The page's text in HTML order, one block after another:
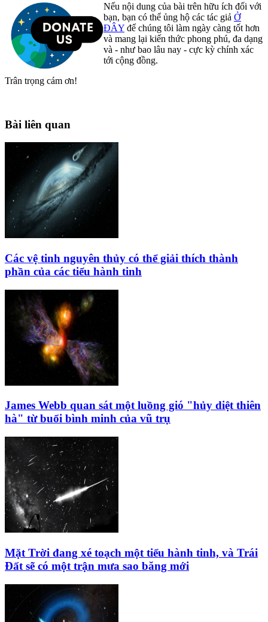
Nếu nội dung của bài trên hữu ích đối với
bạn, bạn có thể ủng hộ các tác giả Ở
ĐÂY để chúng tôi làm ngày càng tốt hơn
và mang lại kiến thức phong phú, đa dạng
và - như bao lâu nay - cực kỳ chính xác
tới cộng đồng.
Trân trọng cám ơn!
Bài liên quan
Các vệ tinh nguyên thủy có thể giải thích thành
phần của các tiểu hành tinh
James Webb quan sát một luồng gió "hủy diệt thiên
hà" từ buổi bình minh của vũ trụ
Mặt Trời đang xé toạch một tiểu hành tinh, và Trái
Đất sẽ có một trận mưa sao băng mới